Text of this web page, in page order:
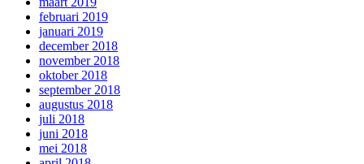
februari 2019
januari 2019
december 2018
november 2018
oktober 2018
september 2018
augustus 2018
juli 2018
juni 2018
mei 2018